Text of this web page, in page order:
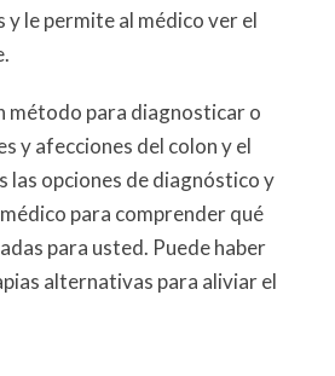
le permite al médico ver el
método para diagnosticar o
y afecciones del colon y el
las opciones de diagnóstico y
para comprender qué
para usted. Puede haber
alternativas para aliviar el